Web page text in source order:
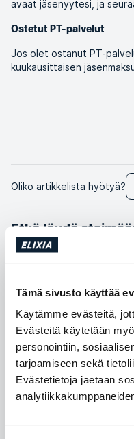
Tämä sivusto käyttää
Käytämme evästeitä,
Evästeitä käytetään
personointiin,
tarjoamiseen sekä
Evästetietoja jaetaan
avaat jäsenyytesi, ja
Ostetut PT-palvelut
Jos olet ostanut PT-
kuukausittaisen
Oliko artikkelista hyötyä?
Etkö löydä
Maanantai - Torstai:
Perjantai:9:00 - 15:00
Aloita chat